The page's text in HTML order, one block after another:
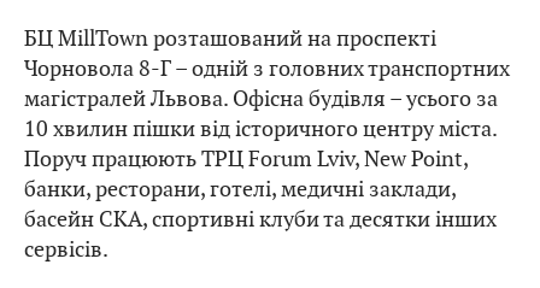
БЦ MillTown розташований на проспекті
Чорновола 8-Г – одній з головних транспортних
магістралей Львова. Офісна будівля – усього за
10 хвилин пішки від історичного центру міста.
Поруч працюють ТРЦ Forum Lviv, New Point,
банки, ресторани, готелі, медичні заклади,
басейн СКА, спортивні клуби та десятки інших
сервісів.